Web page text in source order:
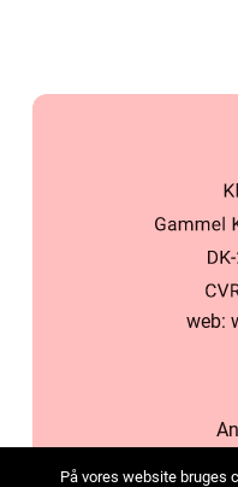
web:
På vores website bruges